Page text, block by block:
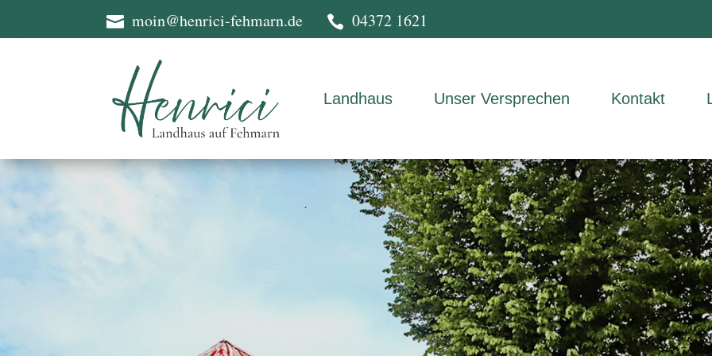
 moin@henrici-fehmarn.de  04372 1621
Landhaus Unser Versprechen Kontakt